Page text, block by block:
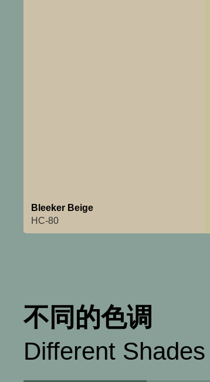
Bleeker Beige
HC-80
不同的色调
Different Shades